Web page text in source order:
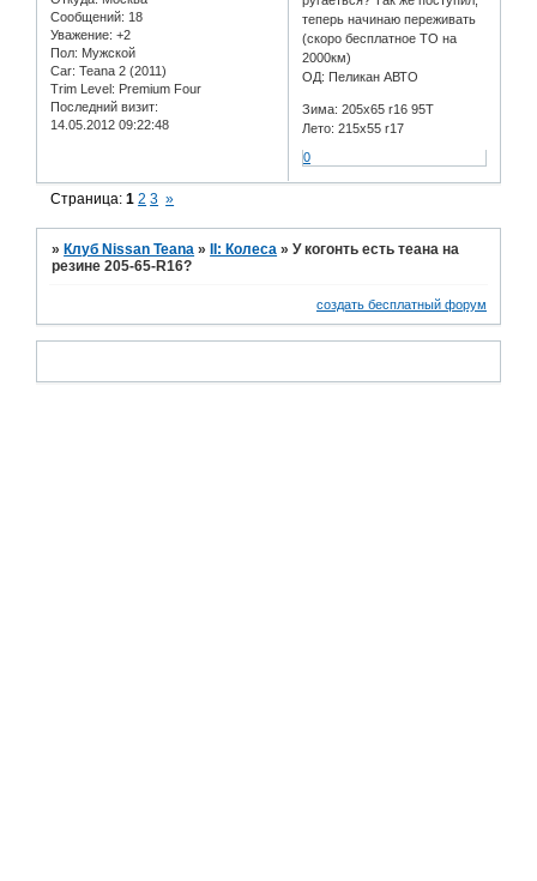
Сообщений: 18
Уважение: +2
Пол: Мужской
Car: Teana 2 (2011)
Trim Level: Premium Four
Последний визит:
14.05.2012 09:22:48
теперь начинаю переживать
(скоро бесплатное ТО на
2000км)
ОД: Пеликан АВТО
Зима: 205x65 r16 95T
Лето: 215x55 r17
0
Страница:1 2 3 »
» Клуб Nissan Teana » II: Колеса »У когонть есть теана на
резине 205-65-R16?
создать бесплатный форум